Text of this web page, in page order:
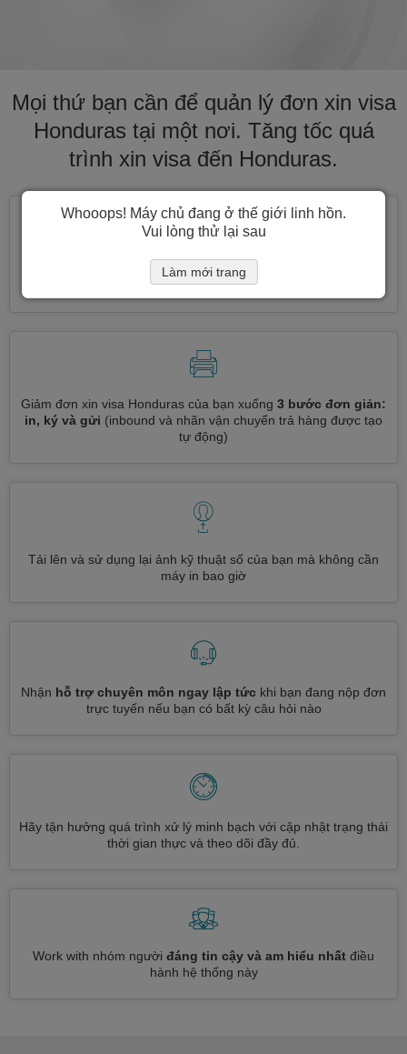
Mọi thứ bạn cần để quản lý đơn xin visa
Honduras tại một nơi. Tăng tốc quá
trình xin visa đến Honduras.
Đăng ký nhiều loại visa cùng một lúc
nhập thông tin lặp đi lặp lại
Giảm đơn xin visa Honduras của bạn xuống 3 bước đơn giản:
in, ký và gửi (inbound và nhãn vận chuyển trả hàng được tạo
tự động)
Tải lên và sử dụng lại ảnh kỹ thuật số của bạn mà không cần
máy in bao giờ
Nhận hỗ trợ chuyên môn ngay lập tức khi bạn đang nộp đơn
trực tuyến nếu bạn có bất kỳ câu hỏi nào
Hãy tận hưởng quá trình xử lý minh bạch với cập nhật trạng thái
thời gian thực và theo dõi đầy đủ.
Work with nhóm người đáng tin cậy và am hiểu nhất điều
hành hệ thống này
Whooops! Máy chủ đang ở thế giới linh hồn.
Vui lòng thử lại sau
Làm mới trang